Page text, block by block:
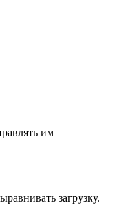
им
загрузку.